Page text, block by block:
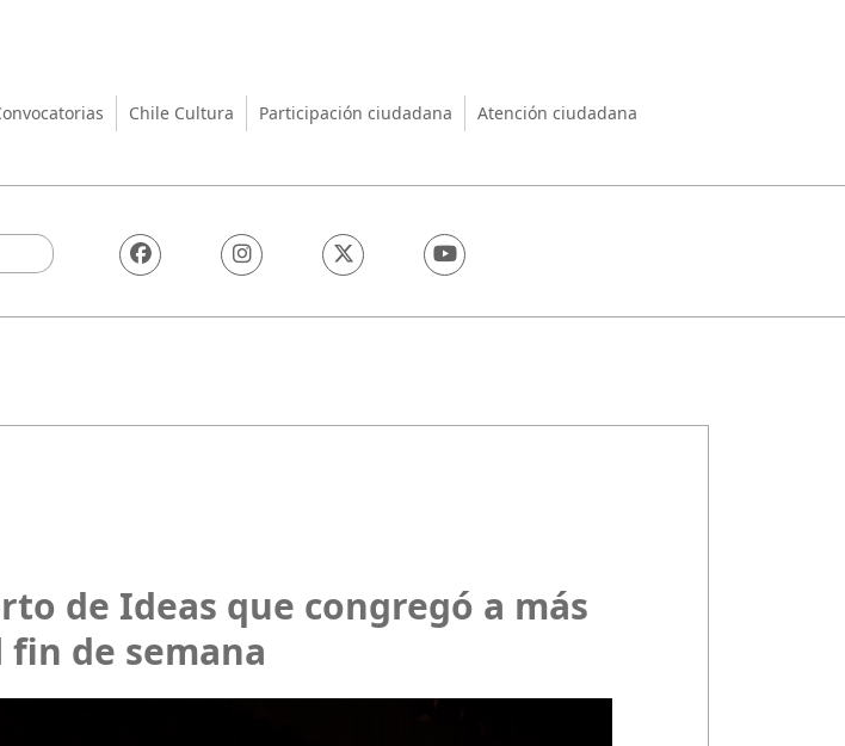
y el Patrimonio
Chile Cultura Participación ciudadana Atención ciudadana
de Ideas que congregó a más
de semana